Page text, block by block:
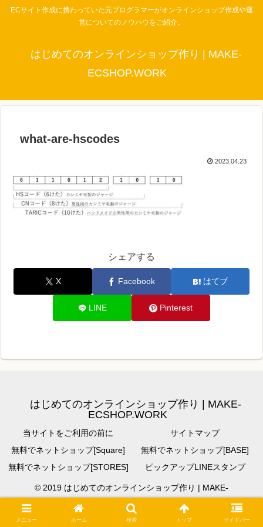
ECサイト作成に携わっていた元プログラマーがオンラインショップ作成や運
営についてのノウハウをご紹介。
はじめてのオンラインショップ作り | MAKE-
ECSHOP.WORK
what-are-hscodes
2023.04.23
シェアする
X Facebook はてブ
LINE Pinterest
はじめてのオンラインショップ作り | MAKE-
ECSHOP.WORK
当サイトをご利用の前に
サイトマップ
無料でネットショップ[Square]
無料でネットショップ[BASE]
無料でネットショップ[STORES]
ピックアップLINEスタンプ
© 2019 はじめてのオンラインショップ作り | MAKE-
ECSHOP.WORK.
メニュー ホーム 検索 トップ サイドバー